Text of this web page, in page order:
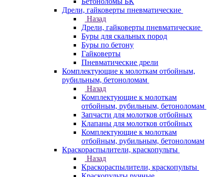
Дрели, гайковерты пневматические
Назад
Дрели, гайковерты пневматические
Буры для скальных пород
Буры по бетону
Гайковерты
Пневматические дрели
Комплектующие к молоткам отбойным,
рубильным, бетоноломам
Назад
Комплектующие к молоткам
отбойным, рубильным, бетоноломам
Запчасти для молотков отбойных
Клапаны для молотков отбойных
Комплектующие к молоткам
отбойным, рубильным, бетоноломам
Краскораспылители, краскопульты
Назад
Краскораспылители, краскопульты